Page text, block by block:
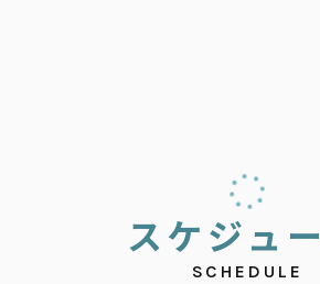
スケジュ ー
SCHEDULE